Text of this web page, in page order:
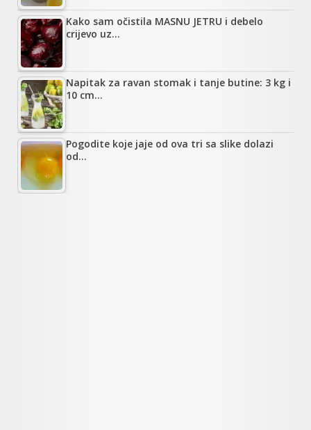
Kako sam očistila MASNU JETRU i debelo
crijevo uz…
Napitak za ravan stomak i tanje butine: 3 kg i
10 cm…
Pogodite koje jaje od ova tri sa slike dolazi
od…